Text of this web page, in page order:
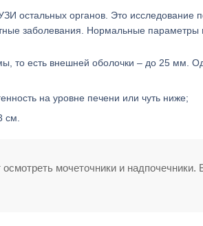
остальных органов. Это исследование
заболевания. Нормальные
то есть внешней оболочки – до 25 мм.
на уровне печени или чуть ниже;
см.
мочеточники и